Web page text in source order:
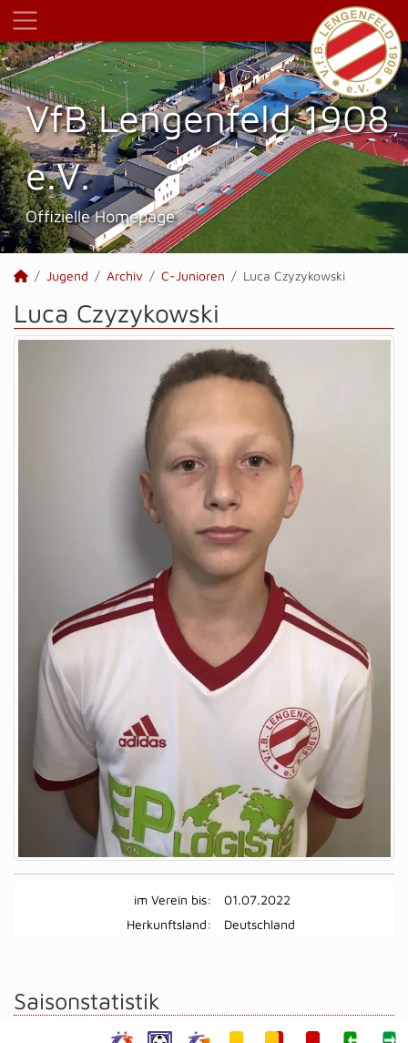
VfB Lengenfeld 1908
e.V.
Offizielle Homepage
Jugend Archiv C-Junioren Luca Czyzykowski
Luca Czyzykowski
im Verein bis:
01.07.2022
Herkunftsland:
Deutschland
Saisonstatistik